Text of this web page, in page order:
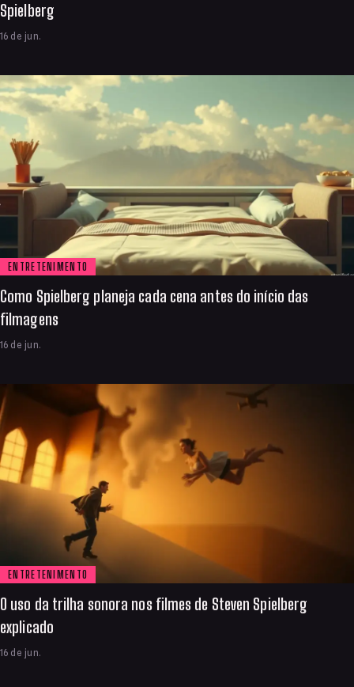
Spielberg
16 de jun.
ENTRETENIMENTO
Como Spielberg planeja cada cena antes do início das
filmagens
16 de jun.
ENTRETENIMENTO
O uso da trilha sonora nos filmes de Steven Spielberg
explicado
16 de jun.